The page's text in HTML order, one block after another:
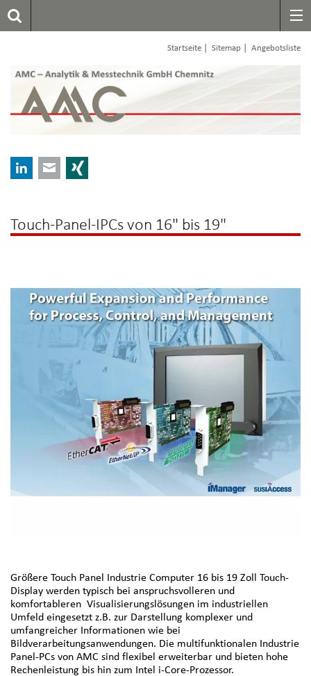
Startseite Sitemap Angebotsliste
LinkedInE-mail
Touch-Panel-IPCs von 16" bis 19"
Größere Touch Panel Industrie Computer 16 bis 19 Zoll Touch-
Display werden typisch bei anspruchsvolleren und
komfortableren Visualisierungslösungen im industriellen
Umfeld eingesetzt z.B. zur Darstellung komplexer und
umfangreicher Informationen wie bei
Bildverarbeitungsanwendungen. Die multifunktionalen Industrie
Panel-PCs von AMC sind flexibel erweiterbar und bieten hohe
Rechenleistung bis hin zum Intel i-Core-Prozessor.